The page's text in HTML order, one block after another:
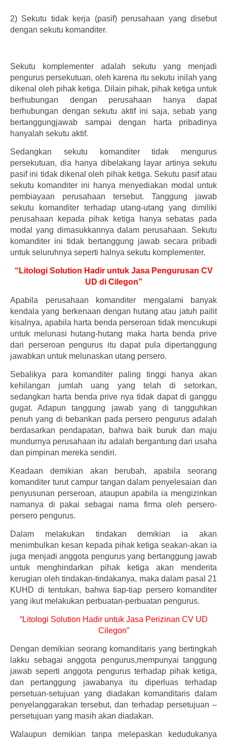
2) Sekutu tidak kerja (pasif) perusahaan yang disebut
dengan sekutu komanditer.
Sekutu komplementer adalah sekutu yang menjadi
pengurus persekutuan, oleh karena itu sekutu inilah yang
dikenal oleh pihak ketiga. Dilain pihak, pihak ketiga untuk
berhubungan dengan perusahaan hanya dapat
berhubungan dengan sekutu aktif ini saja, sebab yang
bertanggungjawab sampai dengan harta pribadinya
hanyalah sekutu aktif.
Sedangkan sekutu komanditer tidak mengurus
persekutuan, dia hanya dibelakang layar artinya sekutu
pasif ini tidak dikenal oleh pihak ketiga. Sekutu pasif atau
sekutu komanditer ini hanya menyediakan modal untuk
pembiayaan perusahaan tersebut. Tanggung jawab
sekutu komanditer terhadap utang-utang yang dimiliki
perusahaan kepada pihak ketiga hanya sebatas pada
modal yang dimasukkannya dalam perusahaan. Sekutu
komanditer ini tidak bertanggung jawab secara pribadi
untuk seluruhnya seperti halnya sekutu komplementer.
“Litologi Solution Hadir untuk Jasa Pengurusan CV
UD di Cilegon”
Apabila perusahaan komanditer mengalami banyak
kendala yang berkenaan dengan hutang atau jatuh pailit
kisalnya, apabila harta benda perseroan tidak mencukupi
untuk melunasi hutang-hutang maka harta benda prive
dari perseroan pengurus itu dapat pula dipertanggung
jawabkan untuk melunaskan utang persero.
Sebalikya para komanditer paling tinggi hanya akan
kehilangan jumlah uang yang telah di setorkan,
sedangkan harta benda prive nya tidak dapat di ganggu
gugat. Adapun tanggung jawab yang di tangguhkan
penuh yang di bebankan pada persero pengurus adalah
berdasarkan pendapatan, bahwa baik buruk dan maju
mundurnya perusahaan itu adalah bergantung dari usaha
dan pimpinan mereka sendiri.
Keadaan demikian akan berubah, apabila seorang
komanditer turut campur tangan dalam penyelesaian dan
penyusunan perseroan, ataupun apabila ia mengizinkan
namanya di pakai sebagai nama firma oleh persero-
persero pengurus.
Dalam melakukan tindakan demikian ia akan
menimbulkan kesan kepada pihak ketiga seakan-akan ia
juga menjadi anggota pengurus yang bertanggung jawab
untuk menghindarkan pihak ketiga akan menderita
kerugian oleh tindakan-tindakanya, maka dalam pasal 21
KUHD di tentukan, bahwa tiap-tiap persero komanditer
yang ikut melakukan perbuatan-perbuatan pengurus.
“Litologi Solution Hadir untuk Jasa Perizinan CV UD
Cilegon”
Dengan demikian seorang komanditaris yang bertingkah
lakku sebagai anggota pengurus,mempunyai tanggung
jawab seperti anggota pengurus terhadap pihak ketiga,
dan pertanggung jawabanya itu diperluas terhadap
persetuan-setujuan yang diadakan komanditaris dalam
penyelanggarakan tersebut, dan terhadap persetujuan –
persetujuan yang masih akan diadakan.
Walaupun demikian tanpa melepaskan kedudukanya